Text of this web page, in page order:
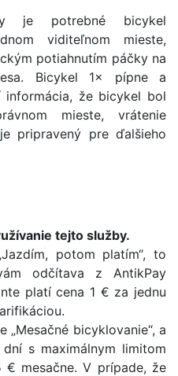
je potrebné bicykel
viditeľnom mieste,
potiahnutím páčky na
Bicykel 1× pípne a
že bicykel bol
mieste, vrátenie
pripravený pre ďalšieho
tejto služby.
potom platím“, to
odčítava z AntikPay
platí cena 1 € za jednu
bicyklovanie“, a
s maximálnym limitom
mesačne. V prípade, že